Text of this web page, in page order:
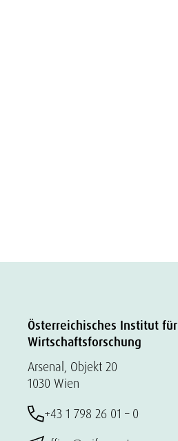
Österreichisches Institut für
Wirtschaftsforschung
Arsenal, Objekt 20
1030 Wien
+43 1 798 26 01 – 0